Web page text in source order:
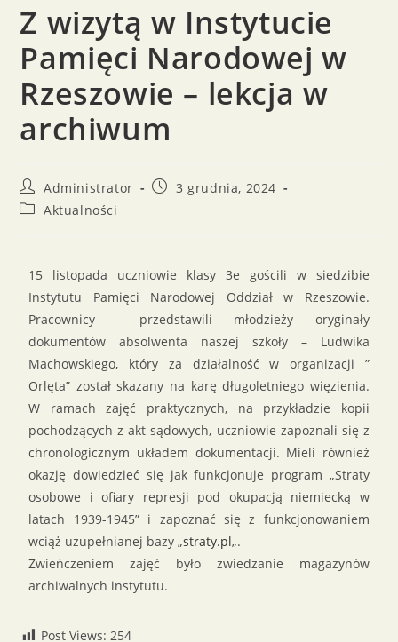
Z wizytą w Instytucie
Pamięci Narodowej w
Rzeszowie – lekcja w
archiwum
Administrator
3 grudnia, 2024
Aktualności
15 listopada uczniowie klasy 3e gościli w siedzibie
Instytutu Pamięci Narodowej Oddział w Rzeszowie.
Pracownicy przedstawili młodzieży oryginały
dokumentów absolwenta naszej szkoły – Ludwika
Machowskiego, który za działalność w organizacji ”
Orlęta” został skazany na karę długoletniego więzienia.
W ramach zajęć praktycznych, na przykładzie kopii
pochodzących z akt sądowych, uczniowie zapoznali się z
chronologicznym układem dokumentacji. Mieli również
okazję dowiedzieć się jak funkcjonuje program „Straty
osobowe i ofiary represji pod okupacją niemiecką w
latach 1939-1945” i zapoznać się z funkcjonowaniem
wciąż uzupełnianej bazy „straty.pl„.
Zwieńczeniem zajęć było zwiedzanie magazynów
archiwalnych instytutu.
Post Views: 254